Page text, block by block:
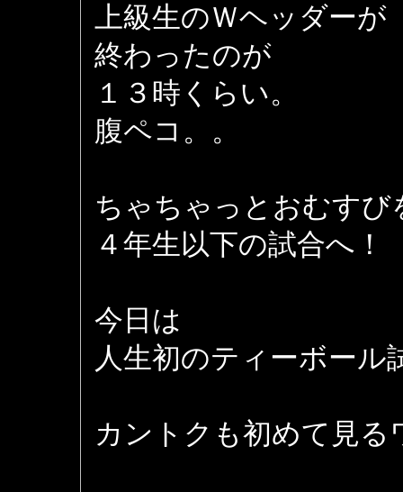
上級生のＷヘッダーが
終わったのが
１３時くらい。
腹ペコ。。
ちゃちゃっとおむすび
４年生以下の試合へ！
今日は
人生初のティーボール
カントクも初めて見る